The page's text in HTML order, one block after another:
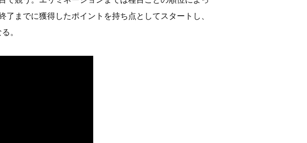
までに獲得したポイントを持ち点としてスタートし、
。